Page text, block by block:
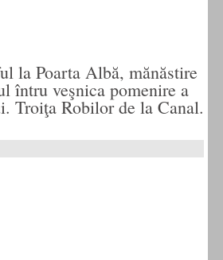
la Poarta Albă, mănăstire
întru veşnica pomenire a
Troiţa Robilor de la Canal.